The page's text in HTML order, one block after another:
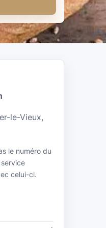
le-Vieux,
le numéro du
celui-ci.